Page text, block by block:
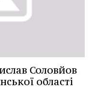
Соловйов
області